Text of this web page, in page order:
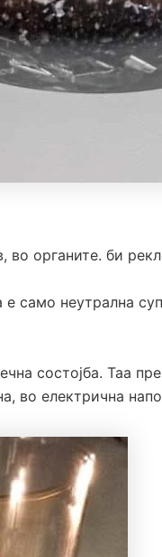
органите. би
само неутрална
состојба. Таа
во електрична